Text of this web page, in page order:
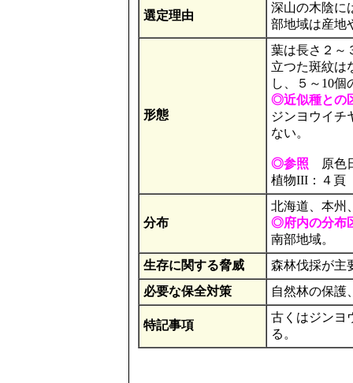
選定理由
深山の木陰に
部地域は産地
形態
葉は長さ２～
立つた斑紋は
し、５～10
◎近似種との
ジンヨウイチ
ない。
◎参照 原色
植物III：４頁
分布
北海道、本州
◎府内の分布
南部地域。
生存に関する脅威
森林伐採が主
必要な保全対策
自然林の保護
特記事項
古くはジンヨ
る。